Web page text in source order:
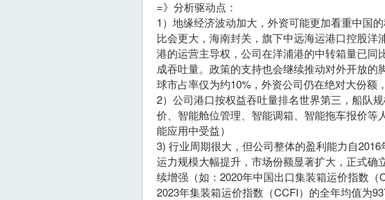
=》分析驱动点：
1）地缘经济波动加大，外资可能更加看重中国
比会更大，海南封关，旗下中远海运港口控股
港的运营主导权，公司在洋浦港的中转箱量已同
成吞吐量。政策的支持也会继续推动对外开放
球市占率仅为约10%，外资公司仍在绝对大份额
2）公司港口按权益吞吐量排名世界第三，船队
价、智能舱位管理、智能调箱、智能拖车报价
能应用中受益）
3) 行业周期很大，但公司整体的盈利能力自
运力规模大幅提升，市场份额显著扩大，正式
续增强（如：2020年中国出口集装箱运价指数（
2023年集装箱运价指数（CCFI）的全年均值为